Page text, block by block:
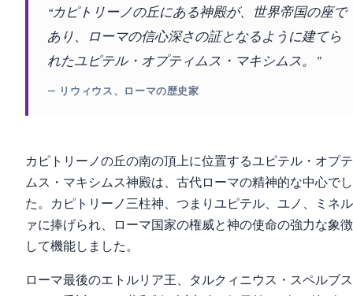
“カピトリーノの丘にある神殿が、世界帝国の座で
あり、ローマの信心深さの証となるように建てら
れたユピテル・オプティムス・マキシムス。”
— リウィウス、ローマの歴史家
カピトリーノの丘の南の頂上に位置するユピテル・オプ
ムス・マキシムス神殿は、古代ローマの精神的な中心でし
た。カピトリーノ三柱神、つまりユピテル、ユノ、ミネ
ァに捧げられ、ローマ国家の権威と神の使命の強力な象
して機能しました。
ローマ最後のエトルリア王、タルクィニウス・スペルブ